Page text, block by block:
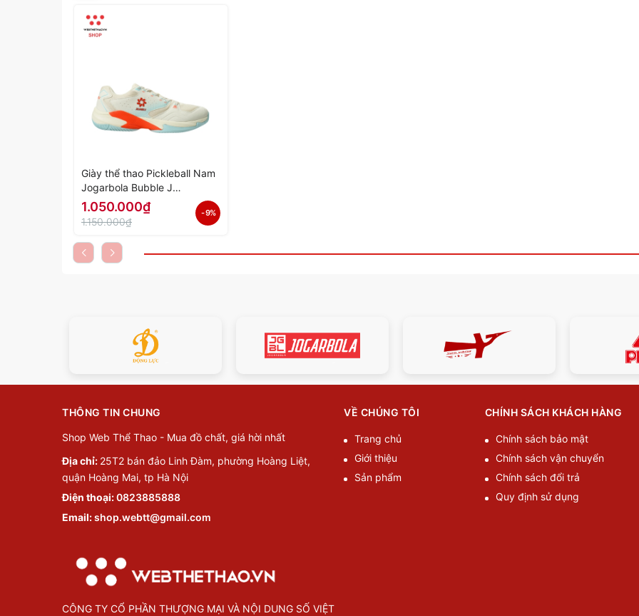
Giày thể thao Pickleball Nam
Jogarbola Bubble J
"Be/Cam" JG-Bubble-07 -
Hàng Chính Hãng
1.050.000₫
1.150.000₫
- 9%
THÔNG TIN CHUNG
Shop Web Thể Thao - Mua đồ chất, giá hời nhất
Địa chỉ: 25T2 bán đảo Linh Đàm, phường Hoàng Liệt,
quận Hoàng Mai, tp Hà Nội
Điện thoại:0823885888
Email:shop.webtt@gmail.com
VỀ CHÚNG TÔI
Trang chủ
Giới thiệu
Sản phẩm
CHÍNH SÁCH KHÁCH HÀNG
Chính sách bảo mật
Chính sách vận chuyển
Chính sách đổi trả
Quy định sử dụng
CÔNG TY CỔ PHẦN THƯỢNG MẠI VÀ NỘI DUNG SỐ VIỆT